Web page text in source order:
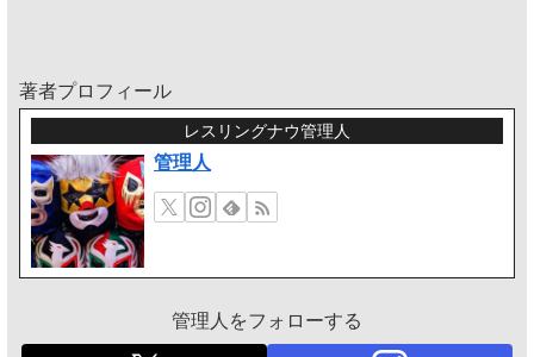
著者プロフィール
レスリングナウ管理人
管理人
管理人をフォローする